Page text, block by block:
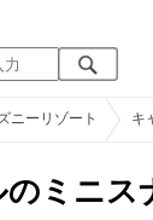
ニーリゾート キ
ミニス